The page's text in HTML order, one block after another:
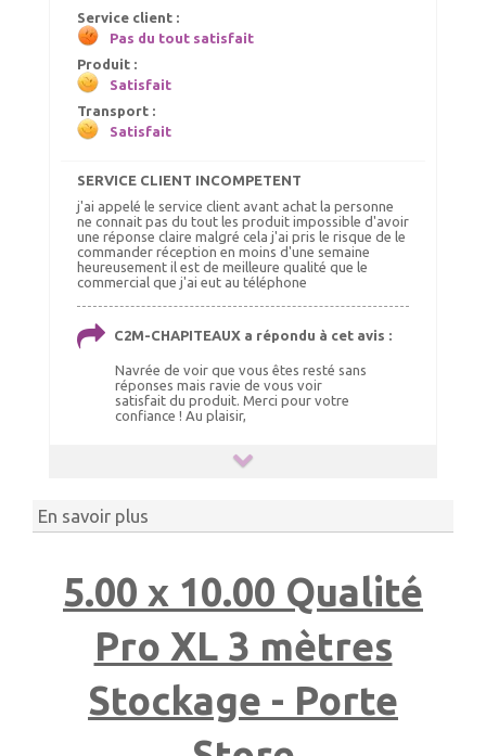
55.00 € TTC livré
59.00 €
Ajout panier
Service client :
Pas du tout satisfait
Produit :
Satisfait
Transport :
Satisfait
SERVICE CLIENT INCOMPETENT
j'ai appelé le service client avant achat la personne
ne connait pas du tout les produit impossible d'avoir
une réponse claire malgré cela j'ai pris le risque de le
commander réception en moins d'une semaine
heureusement il est de meilleure qualité que le
commercial que j'ai eut au téléphone
C2M-CHAPITEAUX a répondu à cet avis :
Navrée de voir que vous êtes resté sans
réponses mais ravie de vous voir
satisfait du produit. Merci pour votre
confiance ! Au plaisir,
En savoir plus
5.00 x 10.00 Qualité
Pro XL 3 mètres
Stockage - Porte